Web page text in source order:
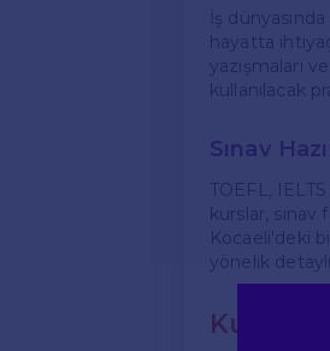
İş
hayatta
yazışmaları
kullanılacak
Sınav
TOEFL,
kurslar,
Kocaeli'deki
yönelik detaylı
Kurs